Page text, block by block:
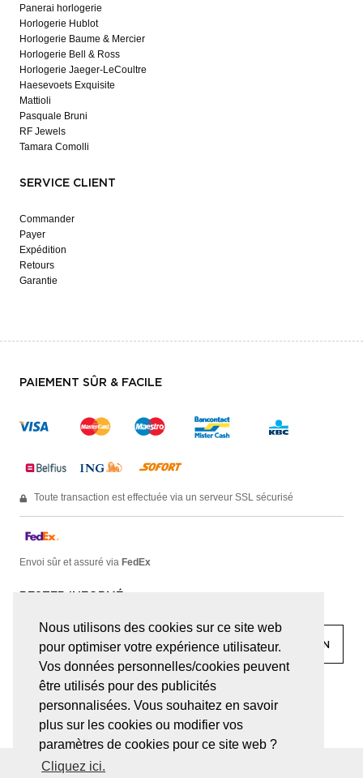
Nous utilisons des cookies sur ce site web
pour optimiser votre expérience utilisateur.
Vos données personnelles/cookies peuvent
être utilisés pour des publicités
personnalisées. Vous souhaitez en savoir
plus sur les cookies ou modifier vos
paramètres de cookies pour ce site web ?
Cliquez ici.
Panerai horlogerie
Horlogerie Hublot
Horlogerie Baume & Mercier
Horlogerie Bell & Ross
Horlogerie Jaeger-LeCoultre
Haesevoets Exquisite
Mattioli
Pasquale Bruni
RF Jewels
Tamara Comolli
SERVICE CLIENT
Commander
Payer
Expédition
Retours
Garantie
PAIEMENT SÛR & FACILE
Toute transaction est effectuée via un serveur SSL sécurisé
Envoi sûr et assuré via FedEx
facebook linkedin